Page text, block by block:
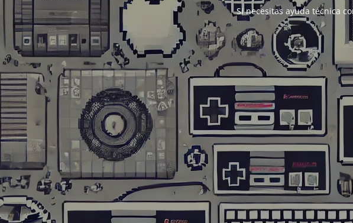
Si necesitas ayuda técnica